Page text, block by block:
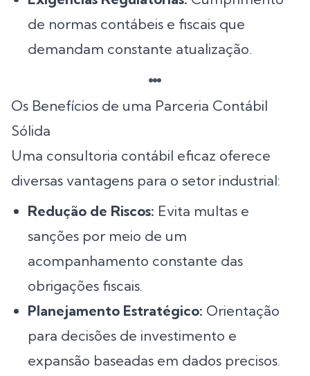
de normas contábeis e fiscais que
demandam constante atualização.
Os Benefícios de uma Parceria Contábil
Sólida
Uma consultoria contábil eficaz oferece
diversas vantagens para o setor industrial:
Redução de Riscos: Evita multas e
sanções por meio de um
acompanhamento constante das
obrigações fiscais.
Planejamento Estratégico: Orientação
para decisões de investimento e
expansão baseadas em dados precisos.